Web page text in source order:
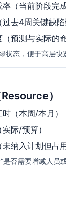
（当前阶段完
去4周关键缺陷
预测与实际的
状态，便于高层快
）
（本周/本月）
际/预算）
纳入计划但占
是否需要增减人员